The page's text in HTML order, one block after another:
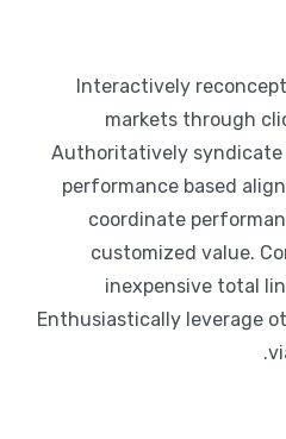
Interactively
markets through
Authoritatively
performance based
coordinate
customized value.
inexpensive total
Enthusiastically leverage